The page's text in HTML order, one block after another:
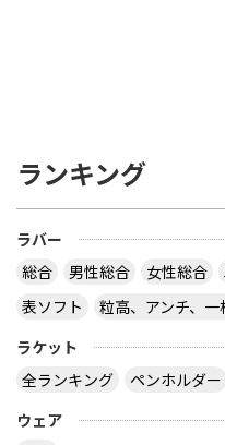
ランキング
ラバー
総合
男性総合 女性総合
表ソフト
粒高、アンチ、一
ラケット
全ランキング
ペンホルダー
ウェア